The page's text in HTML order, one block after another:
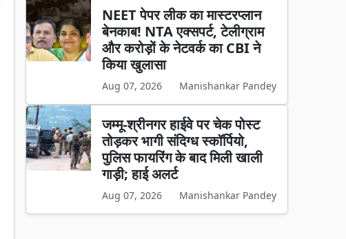
NEET पेपर लीक का मास्टरप्लान
बेनकाब! NTA एक्सपर्ट, टेलीग्राम
और करोड़ों के नेटवर्क का CBI ने
किया खुलासा
Aug 07, 2026 Manishankar Pandey
जम्मू-श्रीनगर हाईवे पर चेक पोस्ट
तोड़कर भागी संदिग्ध स्कॉर्पियो,
पुलिस फायरिंग के बाद मिली खाली
गाड़ी; हाई अलर्ट
Aug 07, 2026 Manishankar Pandey